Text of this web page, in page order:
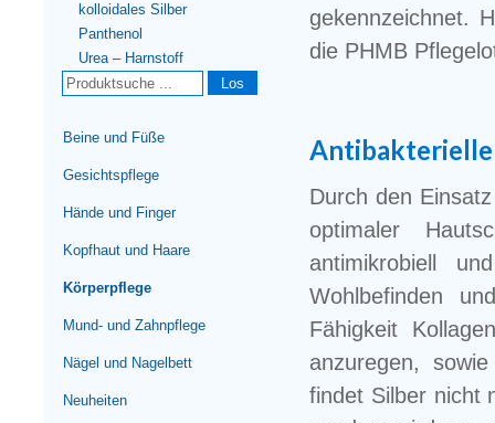
kolloidales Silber
Panthenol
Urea – Harnstoff
Los
Beine und Füße
Gesichtspflege
Hände und Finger
Kopfhaut und Haare
Körperpflege
Mund- und Zahnpflege
Nägel und Nagelbett
Neuheiten
gekennzeichnet.
die PHMB
Durch den
optimaler
antimikrobiell
Wohlbefinden
Fähigkeit
anzuregen,
findet Silber nicht